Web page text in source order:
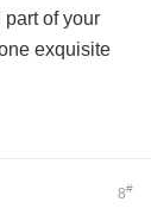
of your
exquisite
8#